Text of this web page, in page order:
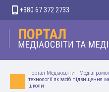
+380 67 372 2733
Портал Медіаосвіти і
технології як засіб підвищення
школи